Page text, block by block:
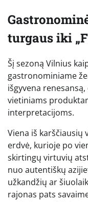
turgaus iki
Šį sezoną Vilnius
gastronominiame
išgyvena
vietiniams
interpretacijoms.
Viena iš karščiausių
erdvė, kurioje po
skirtingų virtuvių
nuo autentiškų
užkandžių ar
rajonas pats